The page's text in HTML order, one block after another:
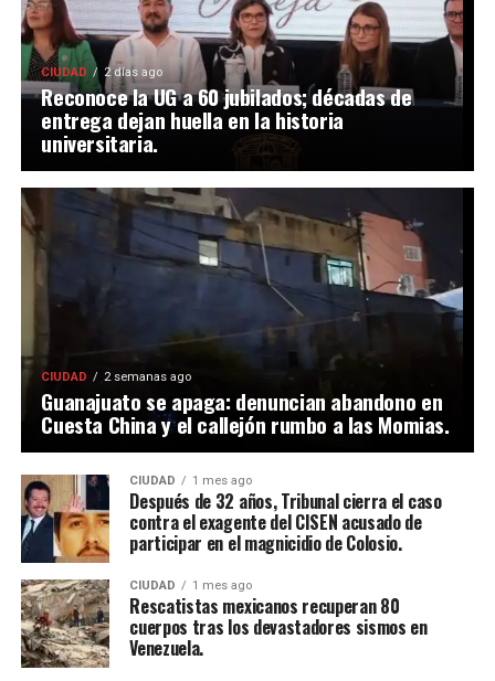
CIUDAD 2 días ago
Reconoce la UG a 60 jubilados; décadas de
entrega dejan huella en la historia
universitaria.
CIUDAD 2 semanas ago
Guanajuato se apaga: denuncian abandono en
Cuesta China y el callejón rumbo a las Momias.
CIUDAD 1 mes ago
Después de 32 años, Tribunal cierra el caso
contra el exagente del CISEN acusado de
participar en el magnicidio de Colosio.
CIUDAD 1 mes ago
Rescatistas mexicanos recuperan 80
cuerpos tras los devastadores sismos en
Venezuela.